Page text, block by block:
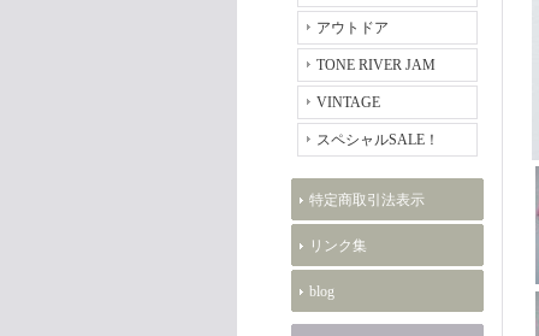
アウトドア
TONE RIVER JAM
VINTAGE
スペシャルSALE！
特定商取引法表示
リンク集
blog